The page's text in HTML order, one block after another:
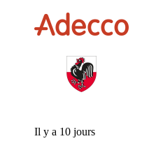
Il y a 10 jours